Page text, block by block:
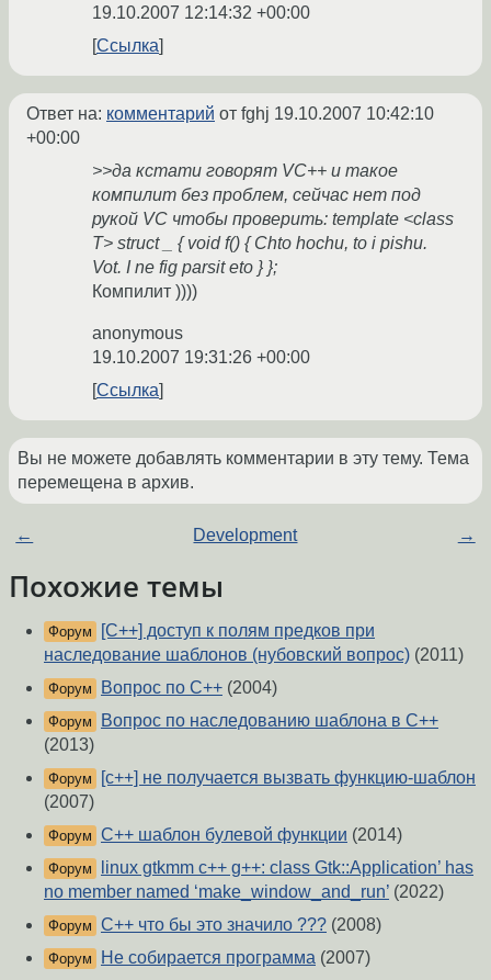
19.10.2007 12:14:32 +00:00
Ссылка
Ответ на: комментарий от fghj 19.10.2007 10:42:10
+00:00
>>да кстати говорят VC++ и такое
компилит без проблем, сейчас нет под
рукой VC чтобы проверить: template <class
T> struct _ { void f() { Chto hochu, to i pishu.
Vot. I ne fig parsit eto } };
Компилит ))))
anonymous
19.10.2007 19:31:26 +00:00
Ссылка
Вы не можете добавлять комментарии в эту тему. Тема
перемещена в архив.
← Development →
Похожие темы
Форум
[C++] доступ к полям предков при
наследование шаблонов (нубовский вопрос) (2011)
Форум Вопрос по С++ (2004)
Форум
Вопрос по наследованию шаблона в C++
(2013)
Форум
[c++] не получается вызвать функцию-шаблон
(2007)
Форум C++ шаблон булевой функции (2014)
Форум
linux gtkmm c++ g++: class Gtk::Application’ has
no member named ‘make_window_and_run’ (2022)
Форум C++ что бы это значило ??? (2008)
Форум Не собирается программа (2007)